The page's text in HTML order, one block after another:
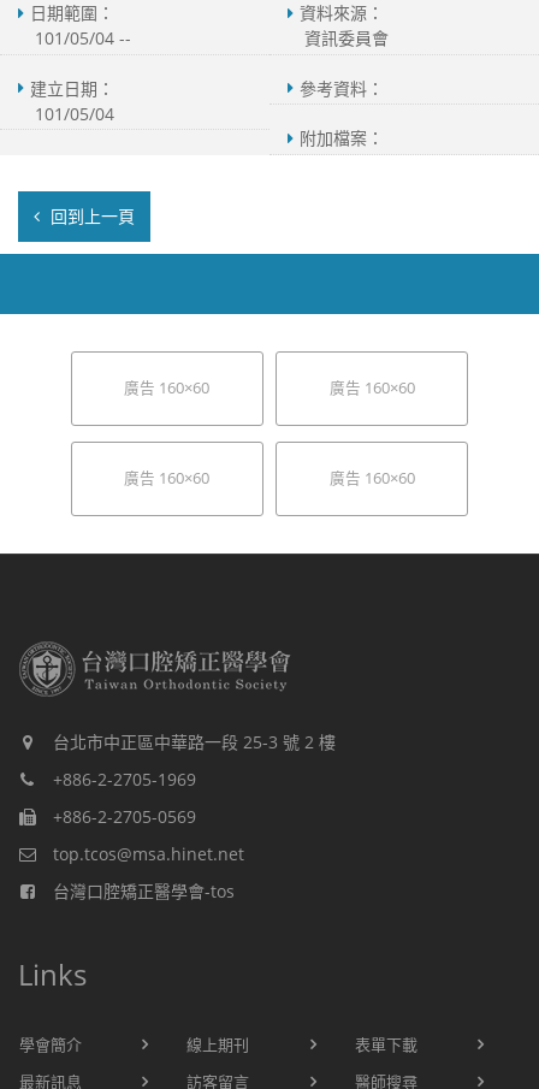
日期範圍：
101/05/04 --
資料來源：
資訊委員會
建立日期：
101/05/04
參考資料：
附加檔案：
回到上一頁
廣告 160×60 廣告 160×60
廣告 160×60 廣告 160×60
台北市中正區中華路一段 25-3 號 2 樓
+886-2-2705-1969
+886-2-2705-0569
top.tcos@msa.hinet.net
台灣口腔矯正醫學會-tos
Links
學會簡介
最新訊息
線上期刊
訪客留言
表單下載
醫師搜尋